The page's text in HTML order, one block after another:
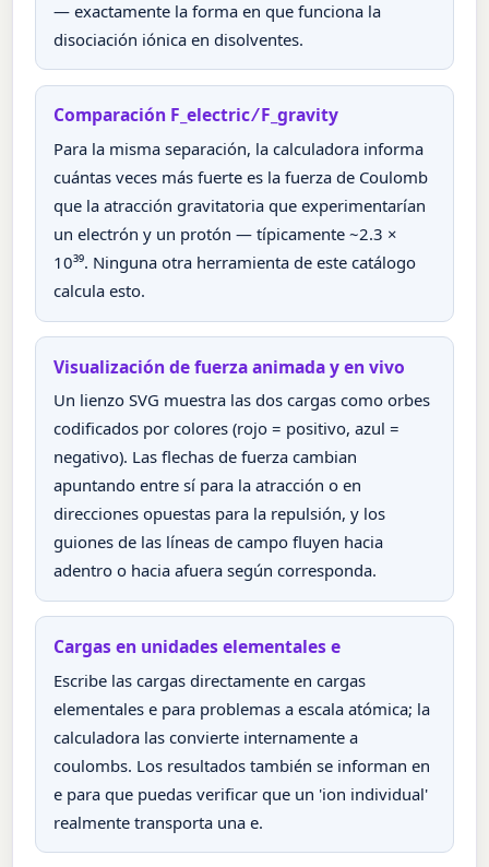
— exactamente la forma en que funciona la
disociación iónica en disolventes.
Comparación F_electric ⁄ F_gravity
Para la misma separación, la calculadora informa
cuántas veces más fuerte es la fuerza de Coulomb
que la atracción gravitatoria que experimentarían
un electrón y un protón — típicamente ~2.3 ×
10³⁹. Ninguna otra herramienta de este catálogo
calcula esto.
Visualización de fuerza animada y en vivo
Un lienzo SVG muestra las dos cargas como orbes
codificados por colores (rojo = positivo, azul =
negativo). Las flechas de fuerza cambian
apuntando entre sí para la atracción o en
direcciones opuestas para la repulsión, y los
guiones de las líneas de campo fluyen hacia
adentro o hacia afuera según corresponda.
Cargas en unidades elementales e
Escribe las cargas directamente en cargas
elementales e para problemas a escala atómica; la
calculadora las convierte internamente a
coulombs. Los resultados también se informan en
e para que puedas verificar que un 'ion individual'
realmente transporta una e.